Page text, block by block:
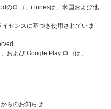
のロゴ、iTunesは、米国および他
センスに基づき使用されていま
および Google Play ロゴは、
らのお知らせ